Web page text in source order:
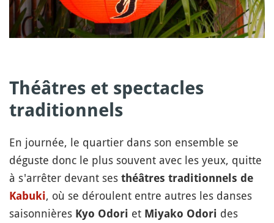
Théâtres et spectacles
traditionnels
En journée, le quartier dans son ensemble se
déguste donc le plus souvent avec les yeux, quitte
à s'arrêter devant ses théâtres traditionnels de
Kabuki, où se déroulent entre autres les danses
saisonnières Kyo Odori et Miyako Odori des